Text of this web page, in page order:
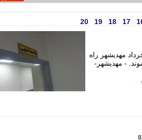
17
18
19
20
پلاسماتراپی زخم با فناوری پلاسمای سرد در بیمارستان 15 خرداد مهدیشهر راه
- مهدیشهر-